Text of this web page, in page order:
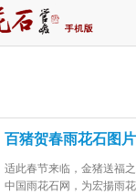
百猪贺春雨花石图
适此春节来临，金猪送福
中国雨花石网，为宏揚雨